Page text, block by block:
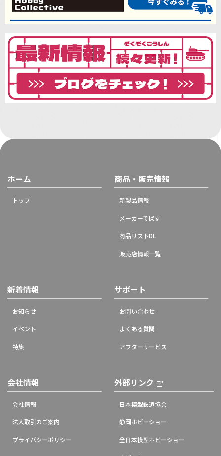
ホーム
トップ
商品・販売情報
新製品情報
メーカーで探す
商品リストDL
販売店情報一覧
新着情報
お知らせ
イベント
特集
サポート
お問い合わせ
よくある質問
アフターサービス
会社情報
会社情報
法人取引のご案内
プライバシーポリシー
外部リンク
日本模型鉄道協会
静岡ホビーショー
全日本模型ホビーショー